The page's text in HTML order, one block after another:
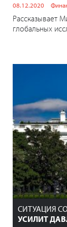
08.12.2020
Рассказывает
глобальных
СИТУАЦИЯ
УСИЛИТ